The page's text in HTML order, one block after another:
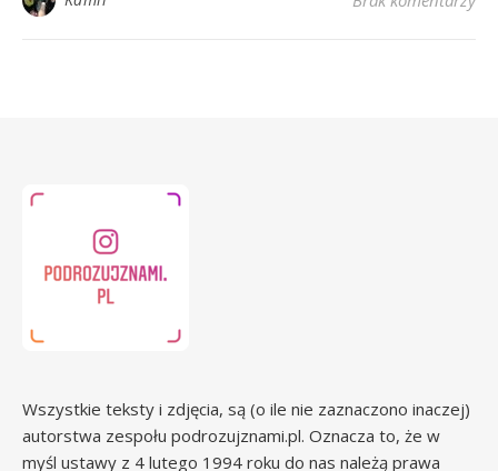
Wszystkie teksty i zdjęcia, są (o ile nie zaznaczono inaczej)
autorstwa zespołu podrozujznami.pl. Oznacza to, że w
myśl ustawy z 4 lutego 1994 roku do nas należą prawa